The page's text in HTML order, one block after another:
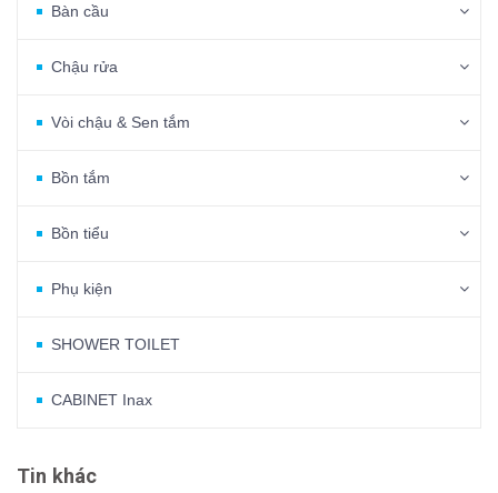
Bàn cầu
Chậu rửa
Vòi chậu & Sen tắm
Bồn tắm
Bồn tiểu
Phụ kiện
SHOWER TOILET
CABINET Inax
Tin khác